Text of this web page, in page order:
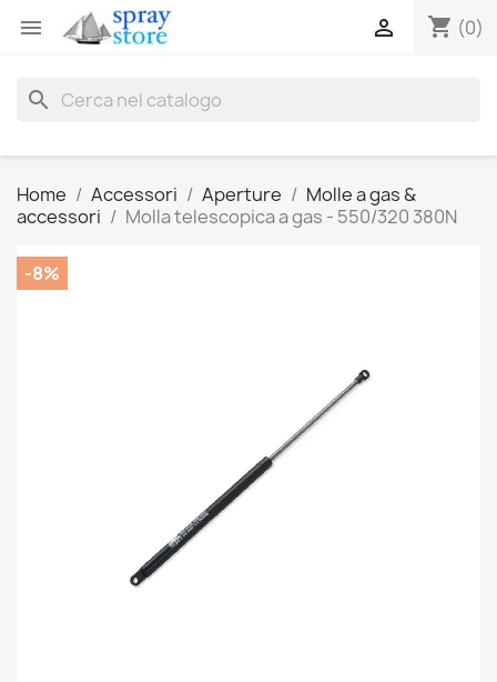
 shopping_cart (0)

search
Home Accessori Aperture
Molle a gas &
accessori
Molla telescopica a gas - 550/320 380N
-8%